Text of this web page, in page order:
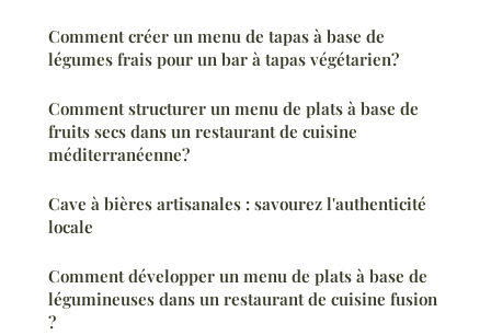
Comment créer un menu de tapas à base de
légumes frais pour un bar à tapas végétarien?
Comment structurer un menu de plats à base de
fruits secs dans un restaurant de cuisine
méditerranéenne?
Cave à bières artisanales : savourez l'authenticité
locale
Comment développer un menu de plats à base de
légumineuses dans un restaurant de cuisine fusion
?